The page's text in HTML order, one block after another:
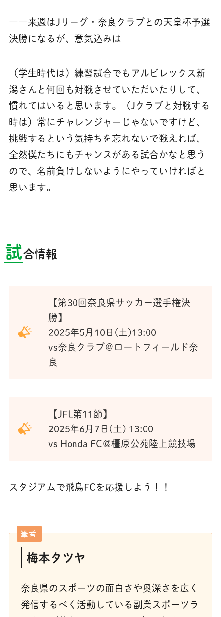
――来週はJリーグ・奈良クラブとの天皇杯予選
決勝になるが、意気込みは
（学生時代は）練習試合でもアルビレックス新
潟さんと何回も対戦させていただいたりして、
慣れてはいると思います。（Jクラブと対戦する
時は）常にチャレンジャーじゃないですけど、
挑戦するという気持ちを忘れないで戦えれば、
全然僕たちにもチャンスがある試合かなと思う
ので、名前負けしないようにやっていければと
思います。
試合情報
【第30回奈良県サッカー選手権決
勝】
2025年5月10日(土)13:00
vs奈良クラブ＠ロートフィールド奈
良
【JFL第11節】
2025年6月7日(土) 13:00
vs Honda FC＠橿原公苑陸上競技場
スタジアムで飛鳥FCを応援しよう！！
筆者
梅本タツヤ
奈良県のスポーツの面白さや奥深さを広く
発信するべく活動している副業スポーツラ